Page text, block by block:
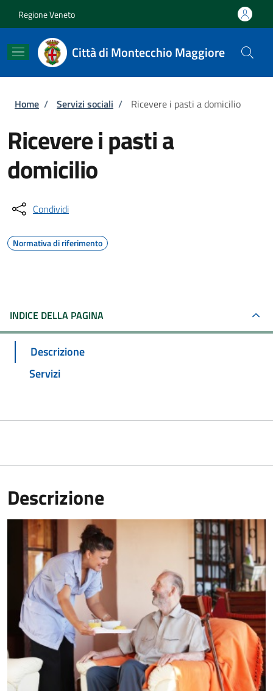
Regione Veneto
Città di Montecchio Maggiore
Briciole di pane
Home / Servizi sociali / Ricevere i pasti a domicilio
Ricevere i pasti a
domicilio
Condividi
Normativa di riferimento
INDICE DELLA PAGINA
Descrizione
Servizi
Descrizione